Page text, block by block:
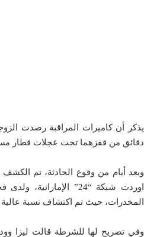
يذكر أن كاميرات المراقبة رصدت
دقائق من قفزهما تحت عجلات قطار
وبعد أيام من وقوع الحادثة، تم
اوردت شبكة “24”
المخدرات، حيث تم اكتشاف نسبة
وفي تصريح لها للشرطة قالت ليزا